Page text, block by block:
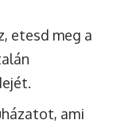
etesd meg a
ami